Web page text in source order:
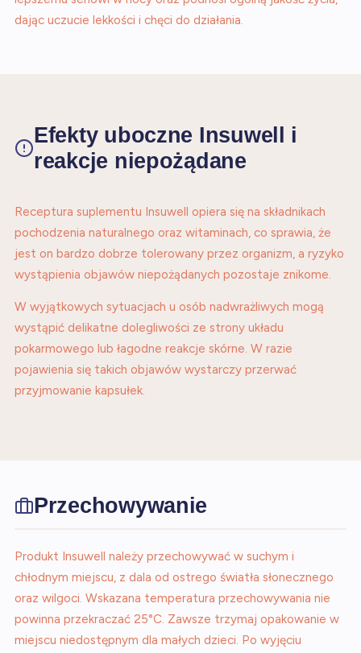
dając uczucie lekkości i chęci do działania.
Efekty uboczne Insuwell i
reakcje niepożądane
Receptura suplementu Insuwell opiera się na składnikach
pochodzenia naturalnego oraz witaminach, co sprawia, że
jest on bardzo dobrze tolerowany przez organizm, a ryzyko
wystąpienia objawów niepożądanych pozostaje znikome.
W wyjątkowych sytuacjach u osób nadwrażliwych mogą
wystąpić delikatne dolegliwości ze strony układu
pokarmowego lub łagodne reakcje skórne. W razie
pojawienia się takich objawów wystarczy przerwać
przyjmowanie kapsułek.
Przechowywanie
Produkt Insuwell należy przechowywać w suchym i
chłodnym miejscu, z dala od ostrego światła słonecznego
oraz wilgoci. Wskazana temperatura przechowywania nie
powinna przekraczać 25°C. Zawsze trzymaj opakowanie w
miejscu niedostępnym dla małych dzieci. Po wyjęciu